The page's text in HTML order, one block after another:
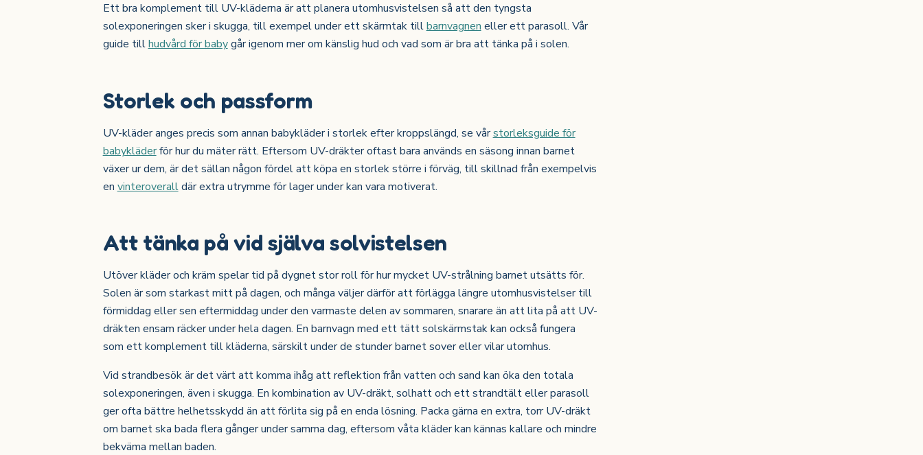
Ett bra komplement till UV-kläderna är att planera utomhusvistelsen så att den tyngsta
solexponeringen sker i skugga, till exempel under ett skärmtak tillbarnvagneneller ett parasoll. Vår
guide tillhudvård för babygår igenom mer om känslig hud och vad som är bra att tänka på i solen.
Storlek och passform
UV-kläder anges precis som annan babykläder i storlek efter kroppslängd, se vårstorleksguide för
babykläderför hur du mäter rätt. Eftersom UV-dräkter oftast bara används en säsong innan barnet
växer ur dem, är det sällan någon fördel att köpa en storlek större i förväg, till skillnad från exempelvis
en vinteroveralldär extra utrymme för lager under kan vara motiverat.
Att tänka på vid själva solvistelsen
Utöver kläder och kräm spelar tid på dygnet stor roll för hur mycket UV-strålning barnet utsätts för.
Solen är som starkast mitt på dagen, och många väljer därför att förlägga längre utomhusvistelser till
förmiddag eller sen eftermiddag under den varmaste delen av sommaren, snarare än att lita på att UV-
dräkten ensam räcker under hela dagen. En barnvagn med ett tätt solskärmstak kan också fungera
som ett komplement till kläderna, särskilt under de stunder barnet sover eller vilar utomhus.
Vid strandbesök är det värt att komma ihåg att reflektion från vatten och sand kan öka den totala
solexponeringen, även i skugga. En kombination av UV-dräkt, solhatt och ett strandtält eller parasoll
ger ofta bättre helhetsskydd än att förlita sig på en enda lösning. Packa gärna en extra, torr UV-dräkt
om barnet ska bada flera gånger under samma dag, eftersom våta kläder kan kännas kallare och mindre
bekväma mellan baden.